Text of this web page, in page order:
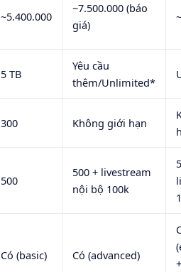
~5.400.000
~7.500.000 (báo
giá)
5 TB
Yêu cầu
thêm/Unlimited*
300 Không giới hạn
500
500 + livestream
nội bộ 100k
Có (basic) Có (advanced)